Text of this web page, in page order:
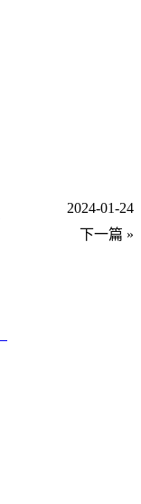
2024-01-24
下一篇 »